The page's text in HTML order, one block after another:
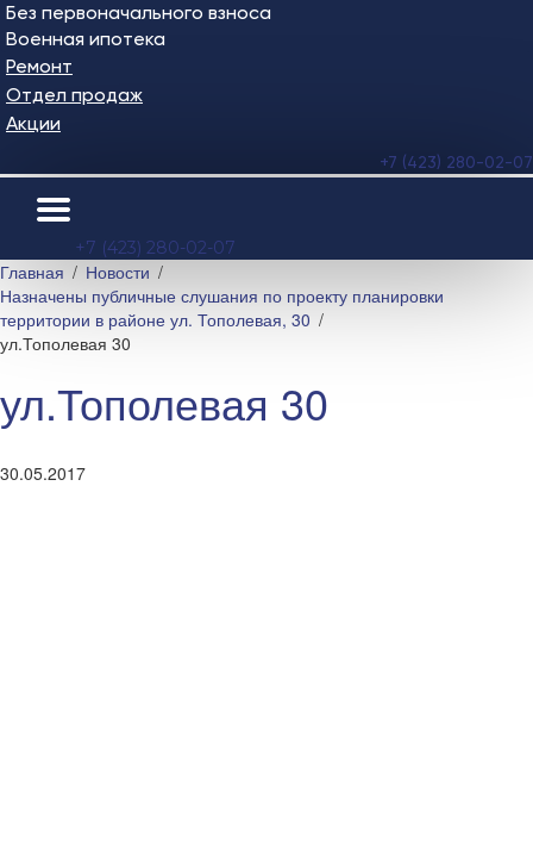
Без первоначального взноса
Военная ипотека
Ремонт
Отдел продаж
Акции
+7 (423) 280-02-07
+7 (423) 280-02-07
Главная
Новости
Назначены публичные слушания по проекту планировки
территории в районе ул. Тополевая, 30
ул.Тополевая 30
ул.Тополевая 30
30.05.2017